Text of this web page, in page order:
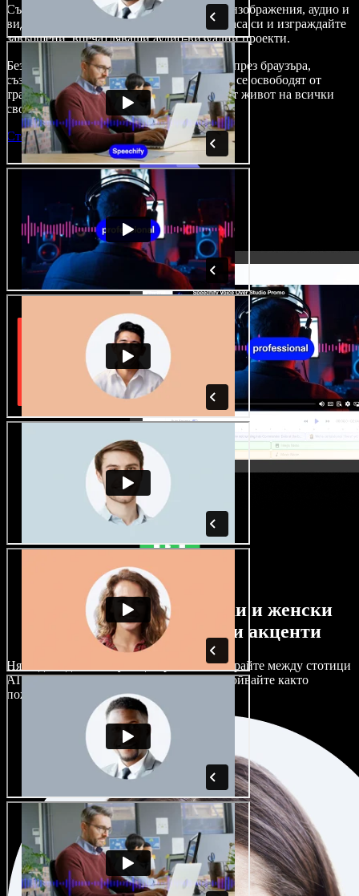
Създавайте дублажи, добавяйте стокови изображения, аудио и
видео без авторски права, клонирайте гласа си и изграждайте
завършени, впечатляващи аудио-визуални проекти.
Без крива на обучение и с достъп изцяло през браузъра,
създателите на съдържание вече могат да се освободят от
традиционните ограничения и да вдъхнат живот на всички
свои креативни идеи.
Стартирай Studio
Огромен избор от мъжки и женски
гласове с най-различни акценти
Няма два еднакво звучащи проекта. Избирайте между стотици
AI гласови актьори и акценти и ги настройвайте както
пожелаете.